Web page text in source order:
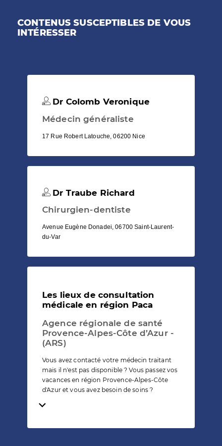
CONTENUS SUSCEPTIBLES DE VOUS
INTÉRESSER
Dr Colomb Veronique
Médecin généraliste
17 Rue Robert Latouche, 06200 Nice
Dr Traube Richard
Chirurgien-dentiste
Avenue Eugène Donadei, 06700 Saint-Laurent-
du-Var
Les lieux de consultation
médicale en région Paca
Agence régionale de santé
Provence-Alpes-Côte d’Azur -
(ARS)
Vous avez contacté votre médecin traitant
mais il n'est pas disponible ? Vous passez vos
vacances en région Provence-Alpes-Côte
d'Azur et vous avez besoin de soins ?
Temps de lecture